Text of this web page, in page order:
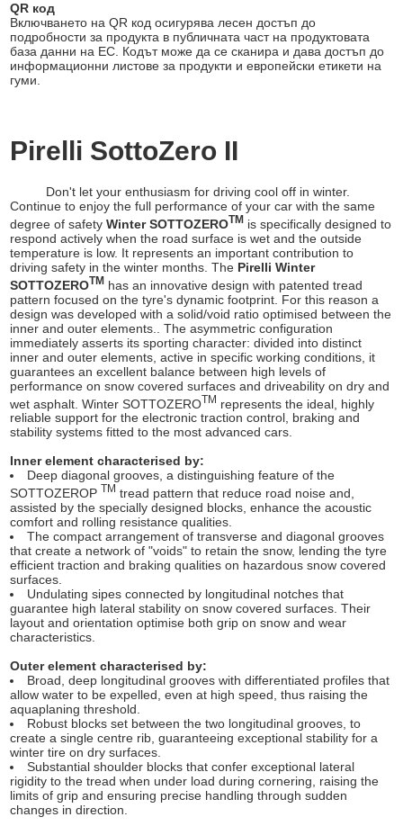
QR код
Включването на QR код осигурява лесен достъп до
подробности за продукта в публичната част на продуктовата
база данни на ЕС. Кодът може да се сканира и дава достъп до
информационни листове за продукти и европейски етикети на
гуми.
Pirelli SottoZero II
Don't let your enthusiasm for driving cool off in winter.
Continue to enjoy the full performance of your car with the same
degree of safetyWinter SOTTOZEROTM is specifically designed to
respond actively when the road surface is wet and the outside
temperature is low. It represents an important contribution to
driving safety in the winter months. The Pirelli Winter
SOTTOZEROTM has an innovative design with patented tread
pattern focused on the tyre's dynamic footprint. For this reason a
design was developed with a solid/void ratio optimised between the
inner and outer elements.. The asymmetric configuration
immediately asserts its sporting character: divided into distinct
inner and outer elements, active in specific working conditions, it
guarantees an excellent balance between high levels of
performance on snow covered surfaces and driveability on dry and
wet asphalt. Winter SOTTOZEROTM represents the ideal, highly
reliable support for the electronic traction control, braking and
stability systems fitted to the most advanced cars.
Inner element characterised by:
Deep diagonal grooves, a distinguishing feature of the
SOTTOZEROP TM tread pattern that reduce road noise and,
assisted by the specially designed blocks, enhance the acoustic
comfort and rolling resistance qualities.
The compact arrangement of transverse and diagonal grooves
that create a network of "voids" to retain the snow, lending the tyre
efficient traction and braking qualities on hazardous snow covered
surfaces.
Undulating sipes connected by longitudinal notches that
guarantee high lateral stability on snow covered surfaces. Their
layout and orientation optimise both grip on snow and wear
characteristics.
Outer element characterised by:
Broad, deep longitudinal grooves with differentiated profiles that
allow water to be expelled, even at high speed, thus raising the
aquaplaning threshold.
Robust blocks set between the two longitudinal grooves, to
create a single centre rib, guaranteeing exceptional stability for a
winter tire on dry surfaces.
Substantial shoulder blocks that confer exceptional lateral
rigidity to the tread when under load during cornering, raising the
limits of grip and ensuring precise handling through sudden
changes in direction.